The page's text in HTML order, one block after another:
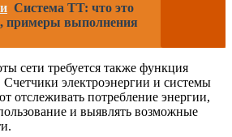
Система TT: что это
примеры выполнения
сети требуется также функция
Счетчики электроэнергии и системы
отслеживать потребление энергии,
и выявлять возможные